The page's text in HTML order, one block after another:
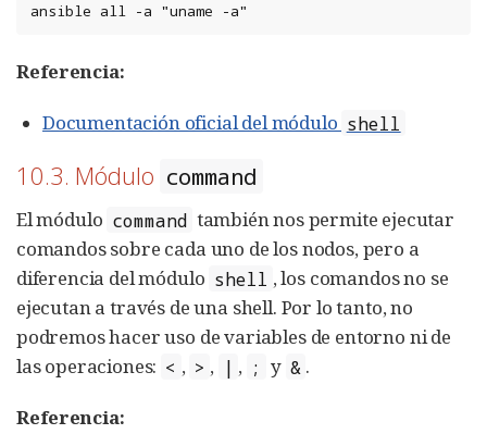
ansible all -a "uname -a"
Referencia:
Documentación oficial del módulo shell
10.3. Módulo command
El módulo command también nos permite ejecutar
comandos sobre cada uno de los nodos, pero a
diferencia del módulo shell , los comandos no se
ejecutan a través de una shell. Por lo tanto, no
podremos hacer uso de variables de entorno ni de
las operaciones: < , > , | , ; y & .
Referencia: